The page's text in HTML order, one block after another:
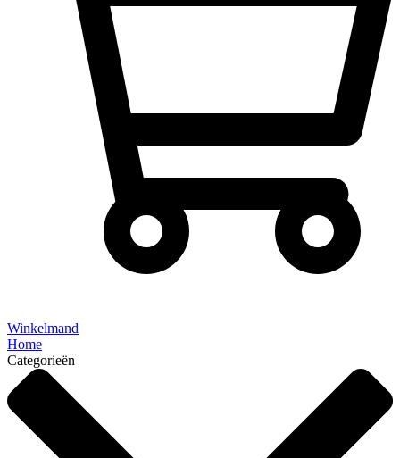
Winkelmand
Home
Categorieën